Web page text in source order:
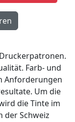
Farb- und
Anforderungen
Um die
die Tinte im
der Schweiz